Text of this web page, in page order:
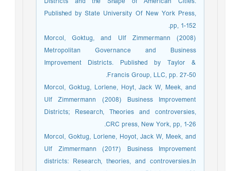
Published by State University Of New York Press,
pp, 1-152.
Morcol, Goktug, and Ulf Zimmermann (2008)
Metropolitan Governance and Business
Improvement Districts. Published by Taylor &
Francis Group, LLC, pp. 27-50.
Morcol, Goktug, Lorlene, Hoyt, Jack W, Meek, and
Ulf Zimmermann (2008) Business Improvement
Districts; Research, Theories and controversies,
CRC press, New York, pp, 1-26.
Morcol, Goktug, Lorlene, Hoyot, Jack W, Meek, and
Ulf Zimmermann (2017) Business Improvement
districts: Research, theories, and controversies.In